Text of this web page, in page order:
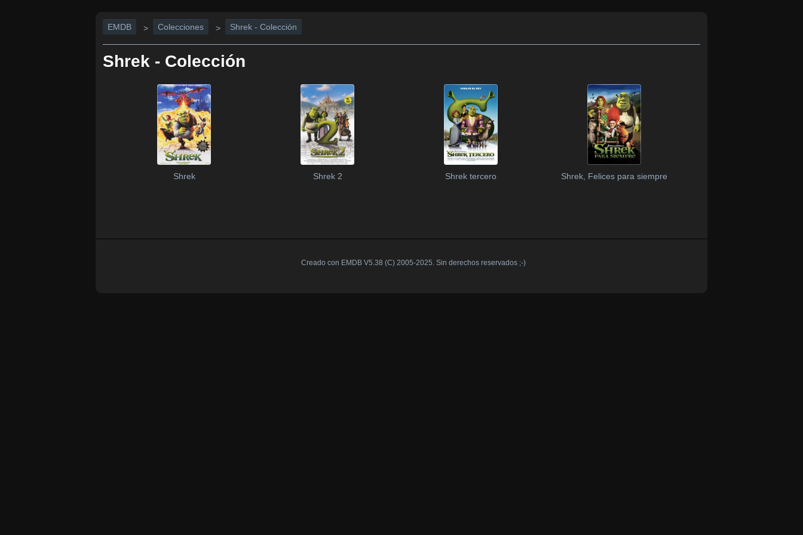
EMDB > Colecciones > Shrek - Colección
Shrek - Colección
Shrek Shrek 2 Shrek tercero Shrek, Felices para siempre
Creado con EMDB V5.38 (C) 2005-2025. Sin derechos reservados ;-)